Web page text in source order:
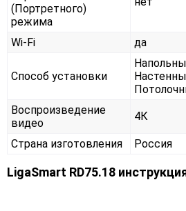
(Портретного)
режима
Wi-Fi да
Способ установки
Воспроизведение
видео
4К
Страна изготовления Россия
LigaSmart RD75.18